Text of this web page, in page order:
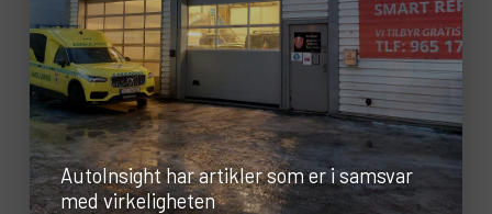
AutoInsight har artikler som er i samsvar
med virkeligheten